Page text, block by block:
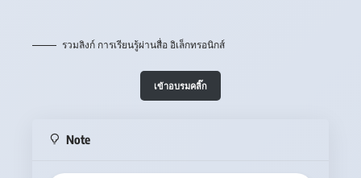
รวมลิงก์ การเรียนรู้ผ่านสื่อ อิเล็กทรอนิกส์
เข้าอบรมคลิ๊ก
Note